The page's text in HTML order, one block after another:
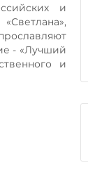
и
- «Лучший
и